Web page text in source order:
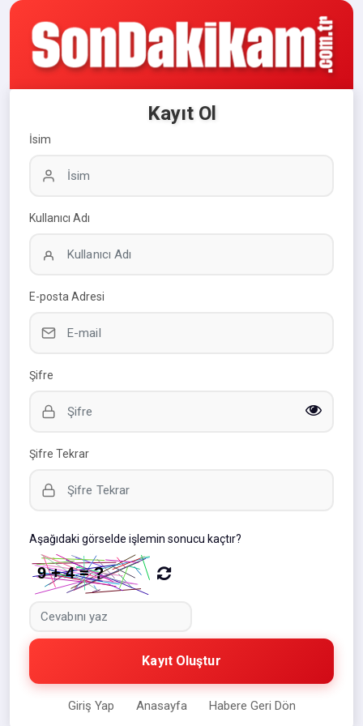
Kayıt Ol
İsim
Kullanıcı Adı
E-posta Adresi
Şifre
Şifre Tekrar
Aşağıdaki görselde işlemin sonucu kaçtır?
Kayıt Oluştur
Giriş Yap Anasayfa Habere Geri Dön